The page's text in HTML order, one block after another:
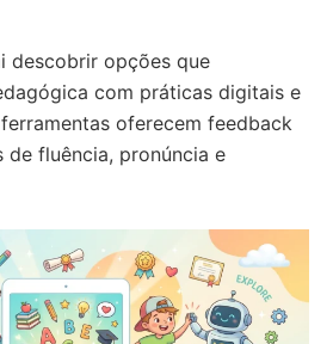
descobrir opções que
com práticas digitais e
oferecem feedback
de fluência, pronúncia e